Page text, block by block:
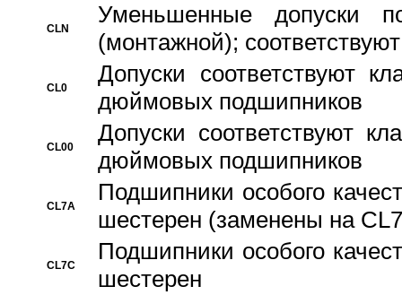
CLN
Уменьшенные
(монтажной);
CL0
Допуски соответствуют
дюймовых подшипников
CL00
Допуски соответствуют
дюймовых подшипников
CL7A
Подшипники особого
шестерен (заменены на
CL7C
Подшипники особого
шестерен